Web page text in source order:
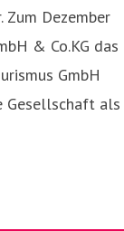
Dezember
& Co.KG das
GmbH
Gesellschaft als